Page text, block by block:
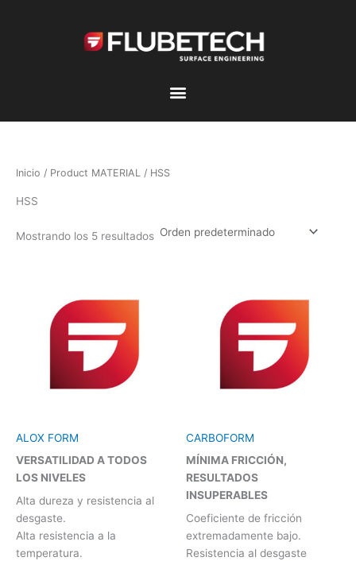
Inicio / Product MATERIAL / HSS
HSS
Mostrando los 5 resultados
ALOX FORM
VERSATILIDAD A TODOS
LOS NIVELES
Alta dureza y resistencia al
desgaste.
Alta resistencia a la
temperatura.
CARBOFORM
MÍNIMA FRICCIÓN,
RESULTADOS
INSUPERABLES
Coeficiente de fricción
extremadamente bajo.
Resistencia al desgaste